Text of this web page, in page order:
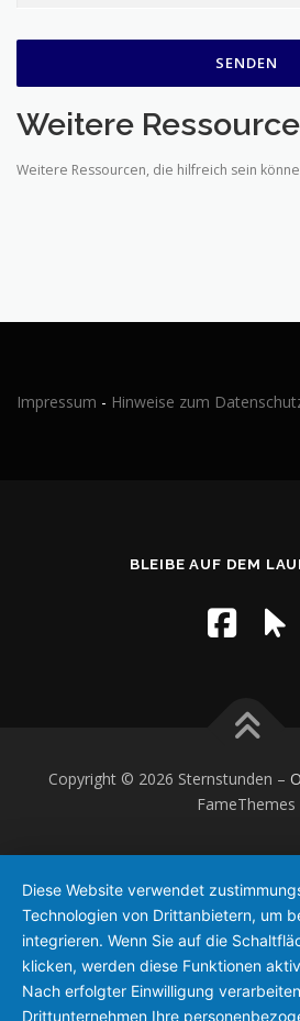
Weitere
Weitere Ressourcen, die hilfreich sein
Impressum - Hinweise zum
BLEIBE AUF DEM
Copyright © 2026 Sternstunden –
FameThemes
Diese Website verwendet
Technologien von Drittanbietern, um
integrieren. Wenn Sie auf die
klicken, werden diese Funktionen
Nach erfolgter Einwilligung
Drittunternehmen Ihre